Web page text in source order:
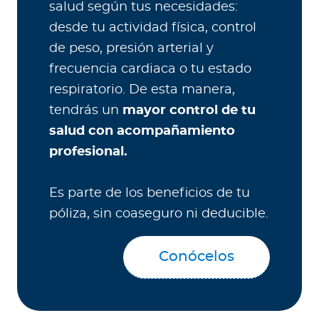
salud según tus necesidades:
desde tu actividad física, control
de peso, presión arterial y
frecuencia cardiaca o tu estado
respiratorio. De esta manera,
tendrás un mayor control de tu
salud con acompañamiento
profesional.
Es parte de los beneficios de tu
póliza, sin coaseguro ni deducible.
Conócelos